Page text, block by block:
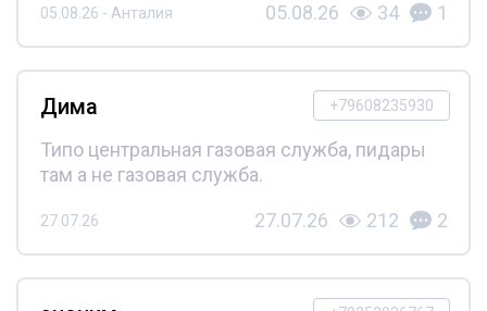
05.08.26 - Анталия 05.08.26 34 1
+79608235930
Дима
Типо центральная газовая служба, пидары
там а не газовая служба.
27.07.26 27.07.26 212 2